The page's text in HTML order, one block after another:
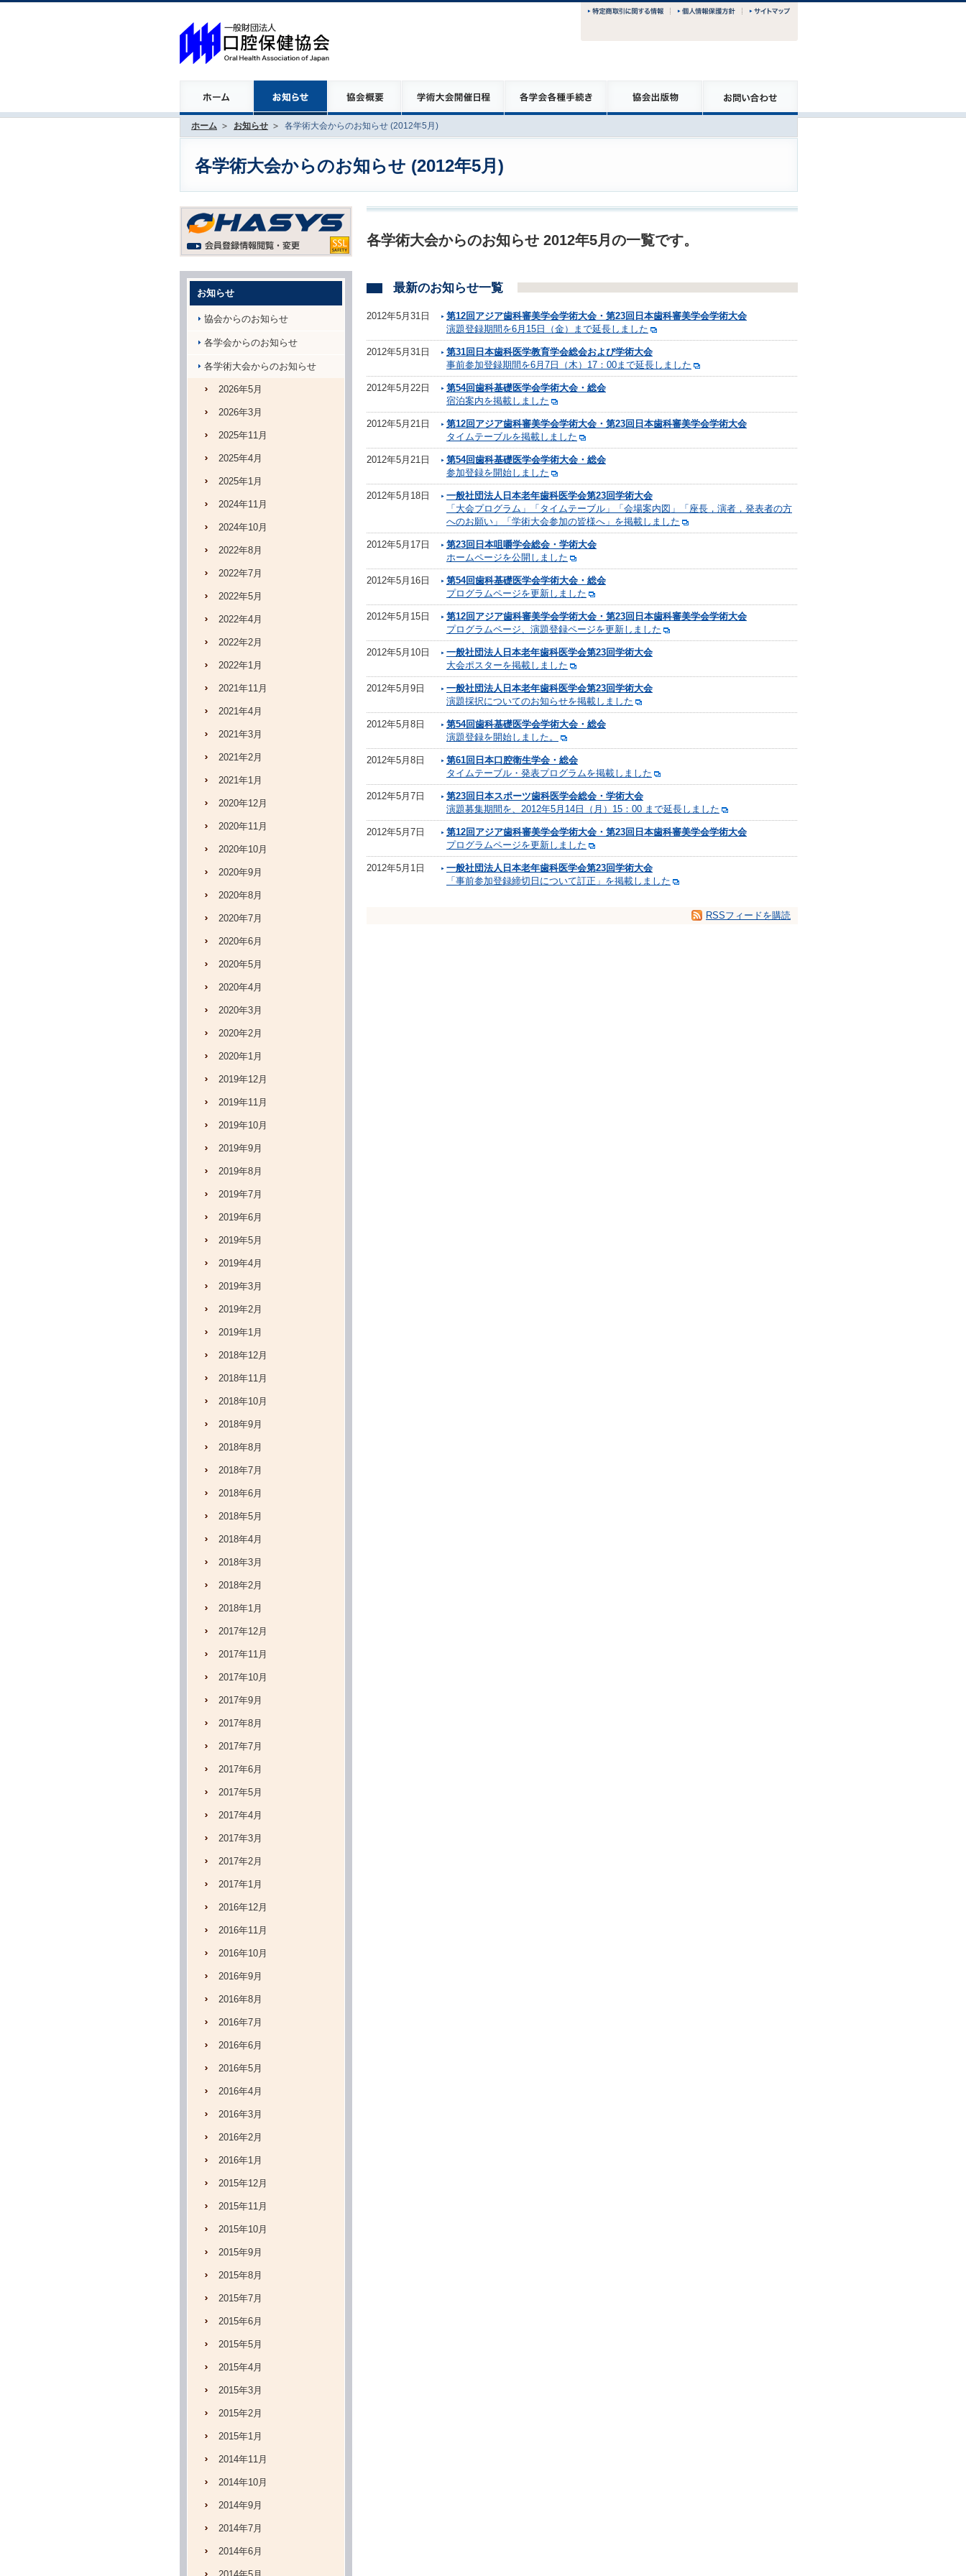
ホーム お知らせ 各学術大会からのお知らせ (2012年5月)
各学術大会からのお知らせ (2012年5月)
各学術大会からのお知らせ 2012年5月の一覧です。
最新のお知らせ一覧
2012年5月31日
第12回アジア歯科審美学会学術大会・第23回日本歯科審美学会学術大会
演題登録期間を6月15日（金）まで延長しました
2012年5月31日
第31回日本歯科医学教育学会総会および学術大会
事前参加登録期間を6月7日（木）17：00まで延長しました
2012年5月22日
第54回歯科基礎医学会学術大会・総会
宿泊案内を掲載しました
2012年5月21日
第12回アジア歯科審美学会学術大会・第23回日本歯科審美学会学術大会
タイムテーブルを掲載しました
2012年5月21日
第54回歯科基礎医学会学術大会・総会
参加登録を開始しました
2012年5月18日
一般社団法人日本老年歯科医学会第23回学術大会
「大会プログラム」「タイムテーブル」「会場案内図」「座長，演者，発表者の方
へのお願い」「学術大会参加の皆様へ」を掲載しました
2012年5月17日
第23回日本咀嚼学会総会・学術大会
ホームページを公開しました
2012年5月16日
第54回歯科基礎医学会学術大会・総会
プログラムページを更新しました
2012年5月15日
第12回アジア歯科審美学会学術大会・第23回日本歯科審美学会学術大会
プログラムページ、演題登録ページを更新しました
2012年5月10日
一般社団法人日本老年歯科医学会第23回学術大会
大会ポスターを掲載しました
2012年5月9日
一般社団法人日本老年歯科医学会第23回学術大会
演題採択についてのお知らせを掲載しました
2012年5月8日
第54回歯科基礎医学会学術大会・総会
演題登録を開始しました。
2012年5月8日
第61回日本口腔衛生学会・総会
タイムテーブル・発表プログラムを掲載しました
2012年5月7日
第23回日本スポーツ歯科医学会総会・学術大会
演題募集期間を、2012年5月14日（月）15：00 まで延長しました
2012年5月7日
第12回アジア歯科審美学会学術大会・第23回日本歯科審美学会学術大会
プログラムページを更新しました
2012年5月1日
一般社団法人日本老年歯科医学会第23回学術大会
「事前参加登録締切日について訂正」を掲載しました
RSSフィードを購読
お知らせ
協会からのお知らせ
各学会からのお知らせ
各学術大会からのお知らせ
2026年5月
2026年3月
2025年11月
2025年4月
2025年1月
2024年11月
2024年10月
2022年8月
2022年7月
2022年5月
2022年4月
2022年2月
2022年1月
2021年11月
2021年4月
2021年3月
2021年2月
2021年1月
2020年12月
2020年11月
2020年10月
2020年9月
2020年8月
2020年7月
2020年6月
2020年5月
2020年4月
2020年3月
2020年2月
2020年1月
2019年12月
2019年11月
2019年10月
2019年9月
2019年8月
2019年7月
2019年6月
2019年5月
2019年4月
2019年3月
2019年2月
2019年1月
2018年12月
2018年11月
2018年10月
2018年9月
2018年8月
2018年7月
2018年6月
2018年5月
2018年4月
2018年3月
2018年2月
2018年1月
2017年12月
2017年11月
2017年10月
2017年9月
2017年8月
2017年7月
2017年6月
2017年5月
2017年4月
2017年3月
2017年2月
2017年1月
2016年12月
2016年11月
2016年10月
2016年9月
2016年8月
2016年7月
2016年6月
2016年5月
2016年4月
2016年3月
2016年2月
2016年1月
2015年12月
2015年11月
2015年10月
2015年9月
2015年8月
2015年7月
2015年6月
2015年5月
2015年4月
2015年3月
2015年2月
2015年1月
2014年11月
2014年10月
2014年9月
2014年7月
2014年6月